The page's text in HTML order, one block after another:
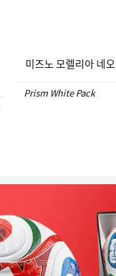
미즈노 모렐리아 네
Prism White Pack